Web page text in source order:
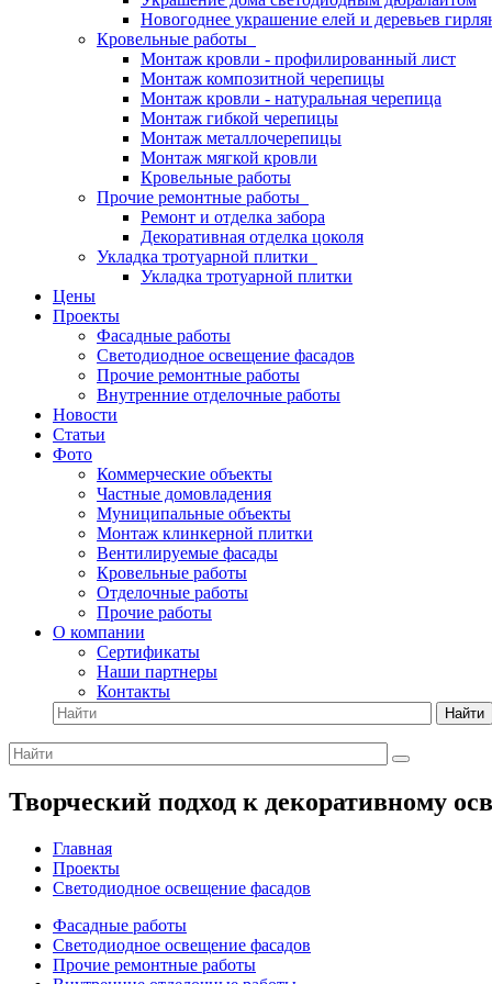
Новогоднее украшение елей и деревьев
Кровельные работы
Монтаж кровли - профилированный лист
Монтаж композитной черепицы
Монтаж кровли - натуральная черепица
Монтаж гибкой черепицы
Монтаж металлочерепицы
Монтаж мягкой кровли
Кровельные работы
Прочие ремонтные работы
Ремонт и отделка забора
Декоративная отделка цоколя
Укладка тротуарной плитки
Укладка тротуарной плитки
Цены
Проекты
Фасадные работы
Светодиодное освещение фасадов
Прочие ремонтные работы
Внутренние отделочные работы
Новости
Статьи
Фото
Коммерческие объекты
Частные домовладения
Муниципальные объекты
Монтаж клинкерной плитки
Вентилируемые фасады
Кровельные работы
Отделочные работы
Прочие работы
О компании
Сертификаты
Наши партнеры
Контакты
Найти
Творческий подход к декоративному
Главная
Проекты
Светодиодное освещение фасадов
Фасадные работы
Светодиодное освещение фасадов
Прочие ремонтные работы